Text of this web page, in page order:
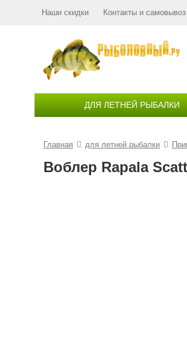
Наши скидки Контакты и самовывоз
ДЛЯ ЛЕТНЕЙ РЫБАЛКИ
Главная для летней рыбалки
Воблер Rapala